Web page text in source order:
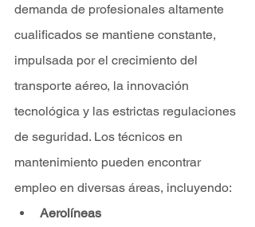
demanda de profesionales altamente
cualificados se mantiene constante,
impulsada por el crecimiento del
transporte aéreo, la innovación
tecnológica y las estrictas regulaciones
de seguridad. Los técnicos en
mantenimiento pueden encontrar
empleo en diversas áreas, incluyendo:
Aerolíneas